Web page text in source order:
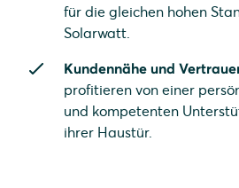
für die gleichen hohen
Solarwatt.
Kundennähe und
profitieren von einer
und kompetenten
ihrer Haustür.